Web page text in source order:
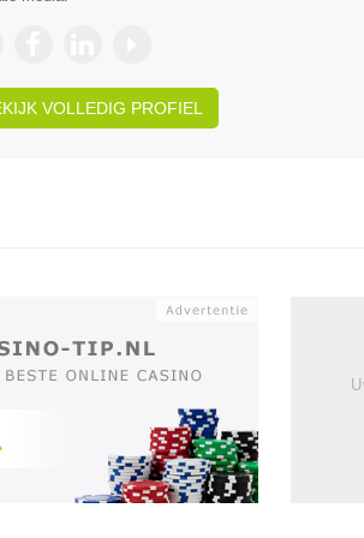
VOLLEDIG PROFIEL